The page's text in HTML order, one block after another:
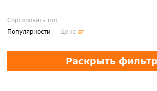
Сортировать по:
Популярности
Цене
Раскрыть фильтр